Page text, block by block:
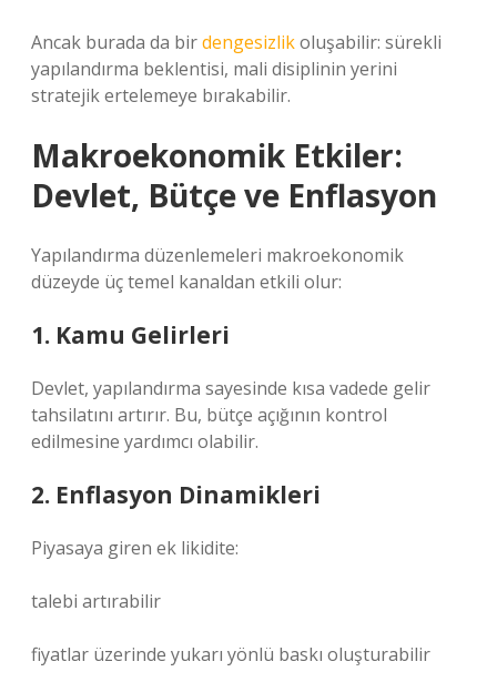
Ancak burada da birdengesizlikoluşabilir: sürekli
yapılandırma beklentisi, mali disiplinin yerini
stratejik ertelemeye bırakabilir.
Makroekonomik Etkiler:
Devlet, Bütçe ve Enflasyon
Yapılandırma düzenlemeleri makroekonomik
düzeyde üç temel kanaldan etkili olur:
1. Kamu Gelirleri
Devlet, yapılandırma sayesinde kısa vadede gelir
tahsilatını artırır. Bu, bütçe açığının kontrol
edilmesine yardımcı olabilir.
2. Enflasyon Dinamikleri
Piyasaya giren ek likidite:
talebi artırabilir
fiyatlar üzerinde yukarı yönlü baskı oluşturabilir